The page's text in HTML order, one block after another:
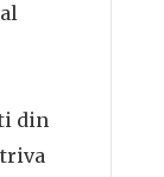
din